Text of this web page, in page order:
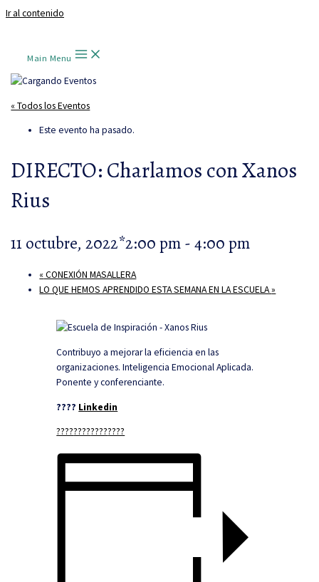
Ir al contenido
Main Menu
« Todos los Eventos
Este evento ha pasado.
DIRECTO: Charlamos con Xanos
Rius
11 octubre, 2022*2:00 pm-4:00 pm
«CONEXIÓN MASALLERA
LO QUE HEMOS APRENDIDO ESTA SEMANA EN LA ESCUELA»
Contribuyo a mejorar la eficiencia en las
organizaciones. Inteligencia Emocional Aplicada.
Ponente y conferenciante.
???? Linkedin
????????????????